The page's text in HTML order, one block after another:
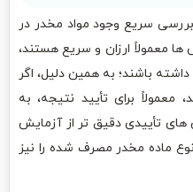
بررسی سریع وجود مواد مخدر در
معمولاً ارزان و سریع هستند،
باشند؛ به همین دلیل، اگر
برای تأیید نتیجه، به
های تأییدی دقیق تر از آزمایش
ماده مخدر مصرف شده را نیز